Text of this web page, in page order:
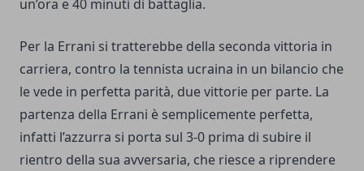
un’ora e 40 minuti di battaglia.
Per la Errani si tratterebbe della seconda vittoria in
carriera, contro la tennista ucraina in un bilancio che
le vede in perfetta parità, due vittorie per parte. La
partenza della Errani è semplicemente perfetta,
infatti l’azzurra si porta sul 3-0 prima di subire il
rientro della sua avversaria, che riesce a riprendere